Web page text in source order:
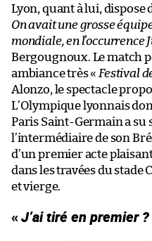
Lyon, quant à lui, dispose
On avait une grosse
mondiale, en l’occurrence
Bergougnoux. Le match
ambiance très « Festival
Alonzo, le spectacle
L’Olympique lyonnais
Paris Saint-Germain a
l’intermédiaire de son
d’un premier acte
dans les travées du stade
et vierge.
«J’ai tiré en premier